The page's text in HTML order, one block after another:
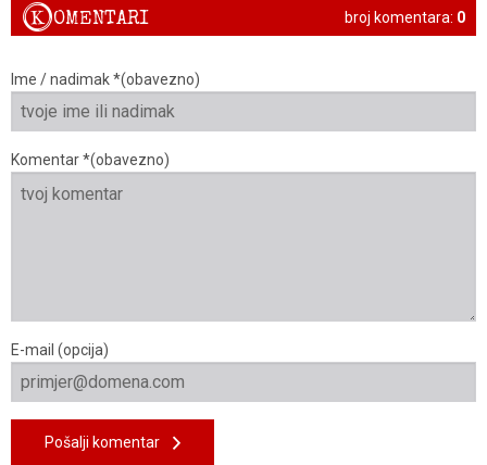
broj komentara: 0
KOMENTARI
Ime / nadimak *(obavezno)
Komentar *(obavezno)
E-mail (opcija)
Pošalji komentar